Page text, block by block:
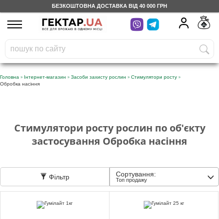
БЕЗКОШТОВНА ДОСТАВКА ВІД 40 000 ГРН
UA
На вашому
бонусному рахунку
грн
Безкоштовно по Україні
Доставка
Відгуки
Головна » Інтернет-магазин » Засоби захисту рослин » Стимулятори росту »
Обробка насіння
Стимулятори росту рослин по об'єкту
застосування Обробка насіння
Фільтр Сортування:
Топ продажу